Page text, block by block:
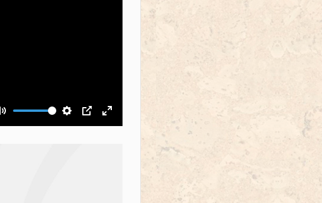
Выключить звукНастройки
PIP На весь экран